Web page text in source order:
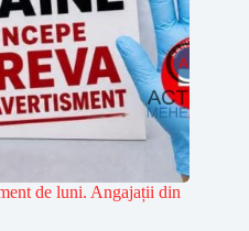
de luni. Angajații din